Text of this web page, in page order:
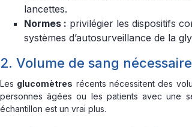
lancettes.
Normes : privilégier les dispositifs
systèmes d’autosurveillance de la
2. Volume de sang
Les glucomètres récents nécessitent des
personnes âgées ou les patients avec une
échantillon est un vrai plus.